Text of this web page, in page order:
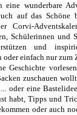
eine wunderbare
auf das Schöne
Corvi-
Schülerinnen und
und
oder einfach nur
Geschichte
zuschauen
oder eine
habt, Tipps und
oder auch